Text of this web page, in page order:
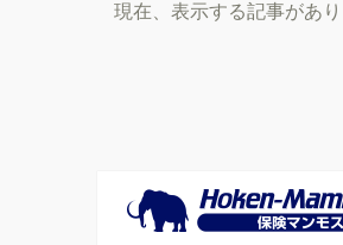
現在、表示する記事があり